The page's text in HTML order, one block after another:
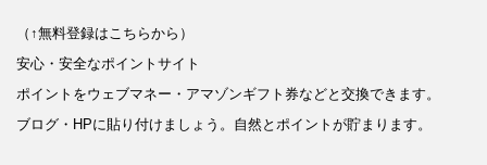
（↑無料登録はこちらから）
安心・安全なポイントサイト
ポイントをウェブマネー・アマゾンギフト券などと交換できます。
ブログ・HPに貼り付けましょう。自然とポイントが貯まります。